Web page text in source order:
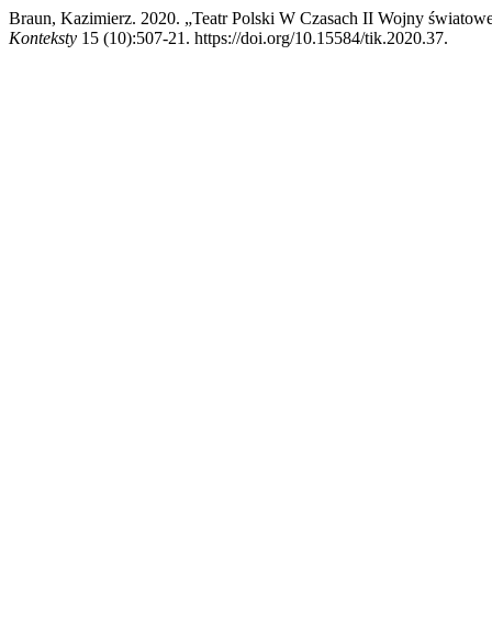
Braun, Kazimierz. 2020. „Teatr Polski W Czasach II Wojny
Konteksty 15 (10):507-21. https://doi.org/10.15584/tik.2020.37.